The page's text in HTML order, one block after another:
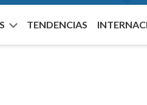
TENDENCIAS